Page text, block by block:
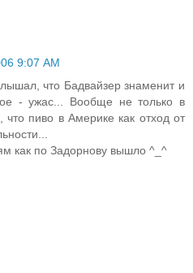
9:07 AM
что Бадвайзер знаменит и
- ужас... Вообще не только в
что пиво в Америке как отход от
как по Задорнову вышло ^_^